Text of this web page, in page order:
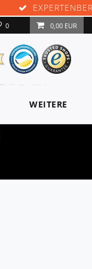
0 0,00 EUR
WEITERE